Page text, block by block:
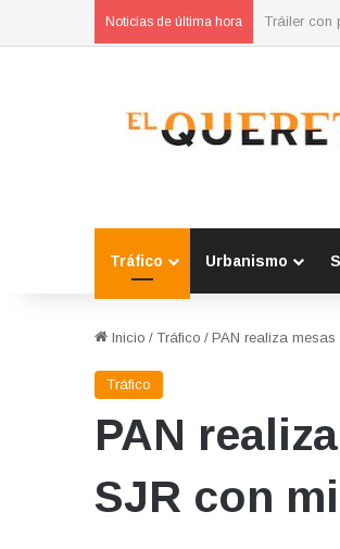
Noticias de última hora
Tráfico Urbanismo
Inicio / Tráfico / PAN realiza
Tráfico
PAN
SJR con